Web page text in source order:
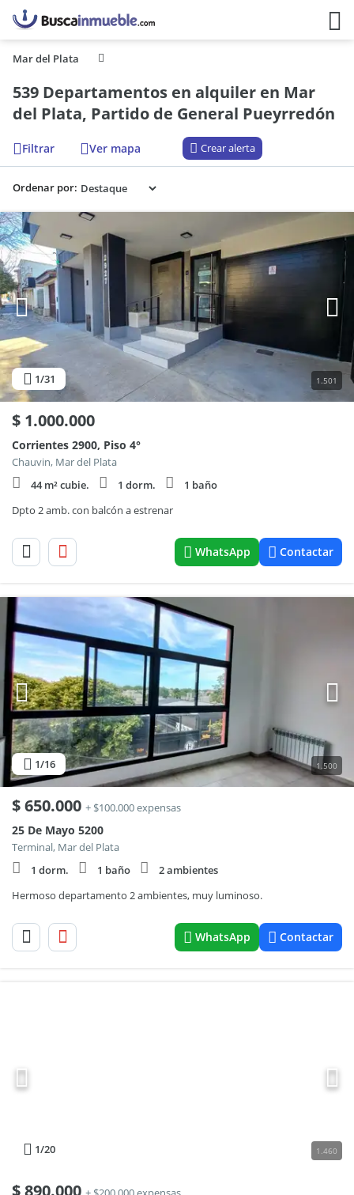
Mar del Plata
539 Departamentos en alquiler en Mar
del Plata, Partido de General Pueyrredón
Filtrar Ver mapa Crear alerta
Ordenar por:
1/31 1.501
$ 1.000.000
Corrientes 2900, Piso 4°
Chauvin, Mar del Plata
44 m² cubie.
1 dorm.
1 baño
Dpto 2 amb. con balcón a estrenar
WhatsApp Contactar
1/16 1.500
$650.000 + $100.000 expensas
25 De Mayo 5200
Terminal, Mar del Plata
1 dorm.
1 baño
2 ambientes
Hermoso departamento 2 ambientes, muy luminoso.
WhatsApp Contactar
1/20 1.460
$890.000